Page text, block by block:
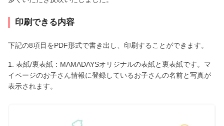
印刷できる内容
下記の8項目をPDF形式で書き出し、印刷することができます。
1. 表紙/裏表紙：MAMADAYSオリジナルの表紙と裏表紙です。マ
イページのお子さん情報に登録しているお子さんの名前と写真が
表示されます。